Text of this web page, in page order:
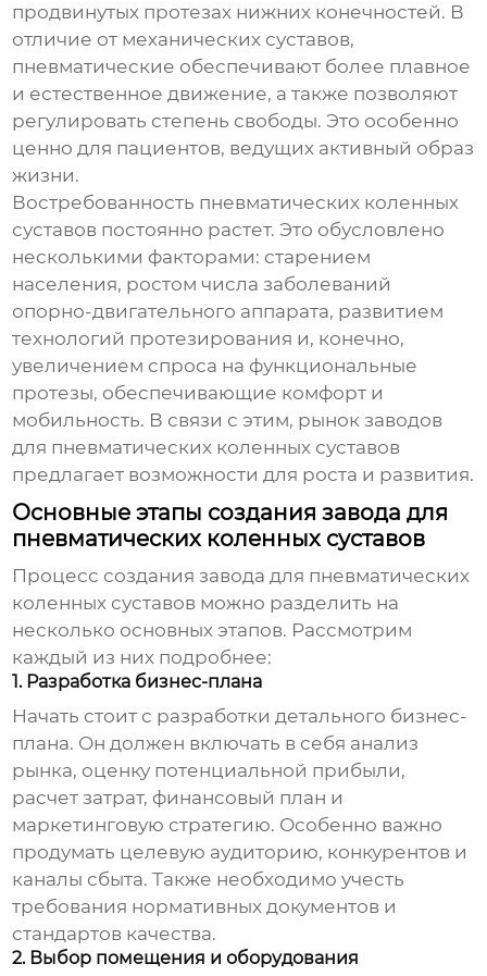
продвинутых протезах нижних конечностей. В
отличие от механических суставов,
пневматические обеспечивают более плавное
и естественное движение, а также позволяют
регулировать степень свободы. Это особенно
ценно для пациентов, ведущих активный образ
жизни.
Востребованность пневматических коленных
суставов постоянно растет. Это обусловлено
несколькими факторами: старением
населения, ростом числа заболеваний
опорно-двигательного аппарата, развитием
технологий протезирования и, конечно,
увеличением спроса на функциональные
протезы, обеспечивающие комфорт и
мобильность. В связи с этим, рынокзаводов
для пневматических коленных суставов
предлагает возможности для роста и развития.
Основные этапы создания завода для
пневматических коленных суставов
Процесс созданиязавода для пневматических
коленных суставов можно разделить на
несколько основных этапов. Рассмотрим
каждый из них подробнее:
1. Разработка бизнес-плана
Начать стоит с разработки детального бизнес-
плана. Он должен включать в себя анализ
рынка, оценку потенциальной прибыли,
расчет затрат, финансовый план и
маркетинговую стратегию. Особенно важно
продумать целевую аудиторию, конкурентов и
каналы сбыта. Также необходимо учесть
требования нормативных документов и
стандартов качества.
2. Выбор помещения и оборудования